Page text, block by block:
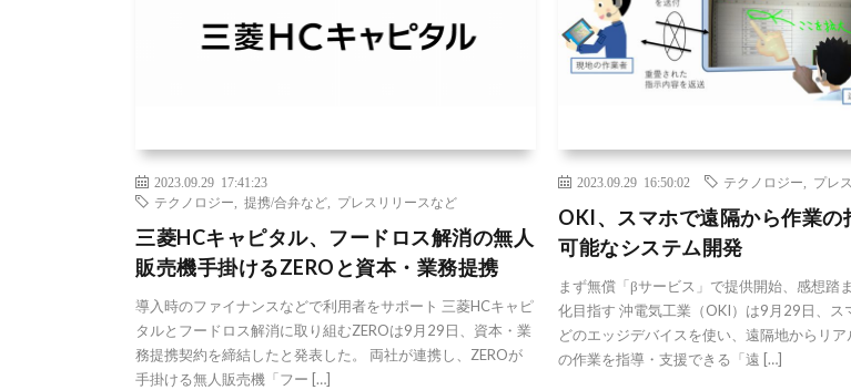
2023.09.29 17:41:23
テクノロジー
提携/合弁など プレスリリースなど
三菱HCキャピタル、フードロス解消の無人
販売機手掛けるZEROと資本・業務提携
導入時のファイナンスなどで利用者をサポート 三菱HCキャピ
タルとフードロス解消に取り組むZEROは9月29日、資本・業
務提携契約を締結したと発表した。 両社が連携し、ZEROが
手掛ける無人販売機「フー […]
2023.09.29 16:50:02 テクノロジー プレ
OKI、スマホで遠隔から作業の
可能なシステム開発
まず無償「βサービス」で提供開始、感想踏
化目指す 沖電気工業（OKI）は9月29日、ス
どのエッジデバイスを使い、遠隔地からリ
の作業を指導・支援できる「遠 […]